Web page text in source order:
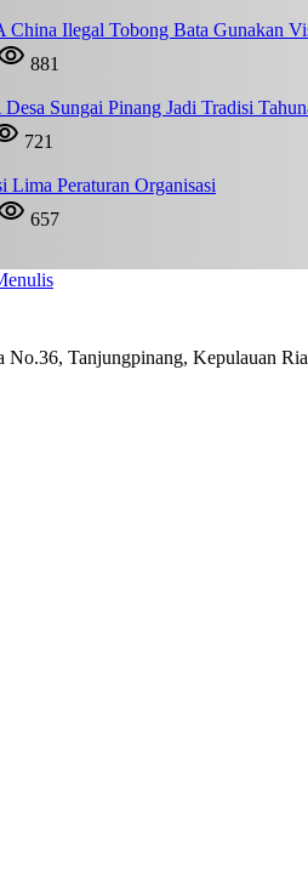
China Ilegal Tobong Bata Gunakan
881
Sungai Pinang Jadi Tradisi
721
Lima Peraturan Organisasi
657
No.36, Tanjungpinang, Kepulauan